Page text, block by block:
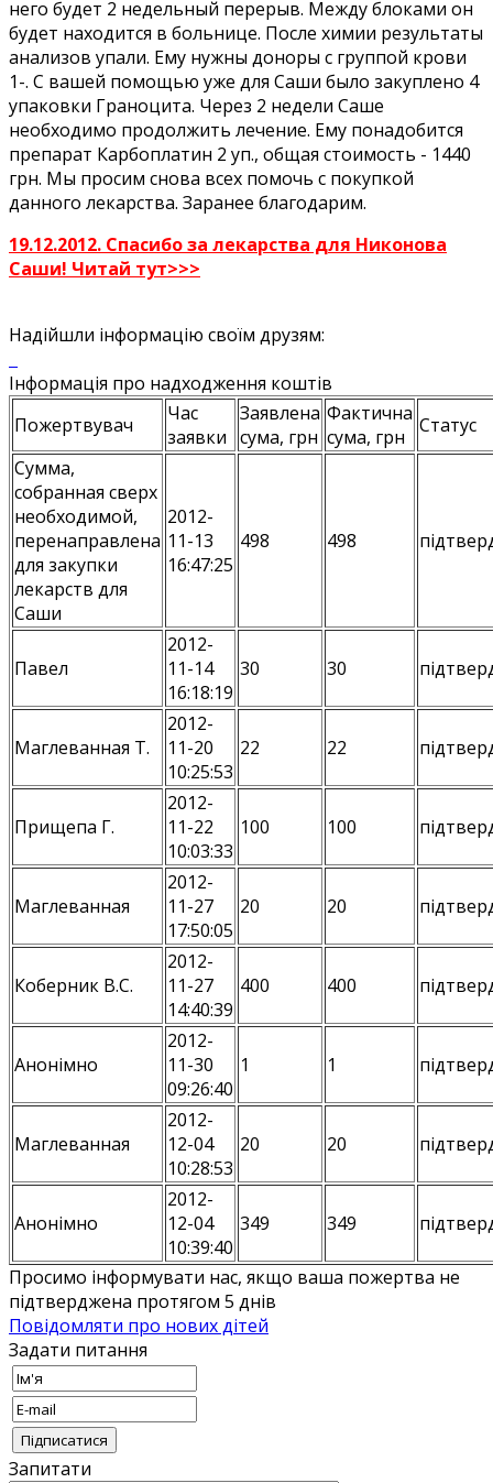
него будет 2 недельный перерыв. Между блоками он
будет находится в больнице. После химии результаты
анализов упали. Ему нужны доноры с группой крови
1-. С вашей помощью уже для Саши было закуплено 4
упаковки Граноцита. Через 2 недели Саше
необходимо продолжить лечение. Ему понадобится
препарат Карбоплатин 2 уп., общая стоимость - 1440
грн. Мы просим снова всех помочь с покупкой
данного лекарства. Заранее благодарим.
19.12.2012. Спасибо за лекарства для Никонова
Саши! Читай тут>>>
Надійшли інформацію своїм друзям:
Інформація про надходження коштів
Пожертвувач
Час
заявки
Заявлена
сума, грн
Фактична
сума, грн
Статус
Сумма,
собранная сверх
необходимой,
перенаправлена
для закупки
лекарств для
Саши
2012-
11-13
16:47:25
498 498
Павел
2012-
11-14
16:18:19
30 30
Маглеванная Т.
2012-
11-20
10:25:53
22 22
Прищепа Г.
2012-
11-22
10:03:33
100 100
Маглеванная
2012-
11-27
17:50:05
20 20
Коберник В.С.
2012-
11-27
14:40:39
400 400
Анонiмно
2012-
11-30
09:26:40
1 1
Маглеванная
2012-
12-04
10:28:53
20 20
Анонiмно
2012-
12-04
10:39:40
349 349
Просимо інформувати нас, якщо ваша пожертва не
підтверджена протягом 5 днів
Повідомляти про нових дітей
Задати питання
Запитати